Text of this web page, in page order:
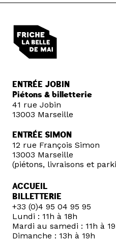
ENTRÉE JOBIN
Piétons & billetterie
41 rue Jobin
13003 Marseille
ENTRÉE SIMON
12 rue François Simon
13003 Marseille
(piétons, livraisons et
ACCUEIL
BILLETTERIE
+33 (0)4 95 04 95 95
Lundi : 11h à 18h
Mardi au samedi : 11h à
Dimanche : 13h à 19h